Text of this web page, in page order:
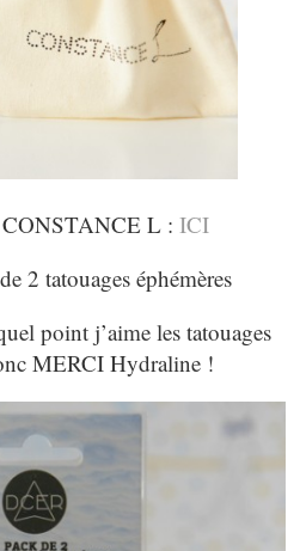
CONSTANCE L : ICI
2 tatouages éphémères
point j’aime les tatouages
MERCI Hydraline !